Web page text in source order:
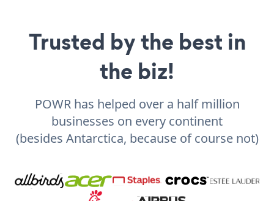
Trusted by the best in
the biz!
POWR has helped over a half million
businesses on every continent
(besides Antarctica, because of course not)